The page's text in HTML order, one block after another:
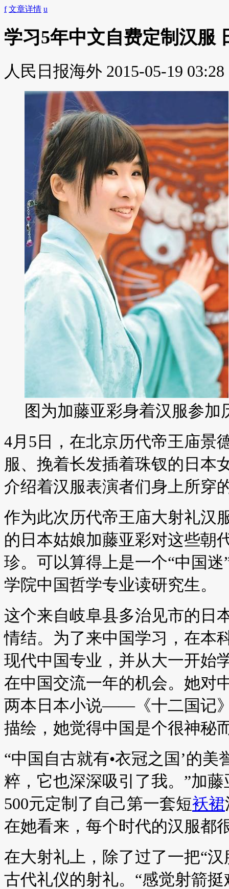
f 文章详情 u
学习5年中文自费定制汉服
人民日报海外 2015-05-19 03:28
图为加藤亚彩身着汉服参
4月5日，在北京历代帝王庙景
服、挽着长发插着珠钗的日本
介绍着汉服表演者们身上所穿
作为此次历代帝王庙大射礼汉
的日本姑娘加藤亚彩对这些朝
珍。可以算得上是一个“中国
学院中国哲学专业读研究生。
这个来自岐阜县多治见市的日
情结。为了来中国学习，在本
现代中国专业，并从大一开始
在中国交流一年的机会。她对
两本日本小说――《十二国记
描绘，她觉得中国是个很神秘
“中国自古就有•衣冠之国’的
粹，它也深深吸引了我。”加
500元定制了自己第一套短袄裙
在她看来，每个时代的汉服都
在大射礼上，除了过了一把“
古代礼仪的射礼。“感觉射箭